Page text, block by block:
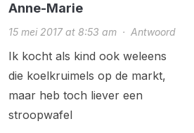
Anne-Marie
15 mei 2017 at 8:53 am· Antwoord
Ik kocht als kind ook weleens
die koelkruimels op de markt,
maar heb toch liever een
stroopwafel